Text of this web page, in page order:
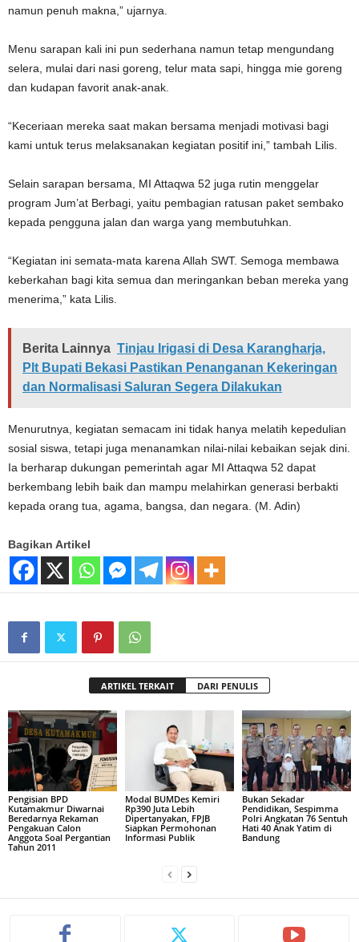
namun penuh makna,” ujarnya.
Menu sarapan kali ini pun sederhana namun tetap mengundang
selera, mulai dari nasi goreng, telur mata sapi, hingga mie goreng
dan kudapan favorit anak-anak.
“Keceriaan mereka saat makan bersama menjadi motivasi bagi
kami untuk terus melaksanakan kegiatan positif ini,” tambah Lilis.
Selain sarapan bersama, MI Attaqwa 52 juga rutin menggelar
program Jum’at Berbagi, yaitu pembagian ratusan paket sembako
kepada pengguna jalan dan warga yang membutuhkan.
“Kegiatan ini semata-mata karena Allah SWT. Semoga membawa
keberkahan bagi kita semua dan meringankan beban mereka yang
menerima,” kata Lilis.
Berita Lainnya Tinjau Irigasi di Desa Karangharja,
Plt Bupati Bekasi Pastikan Penanganan Kekeringan
dan Normalisasi Saluran Segera Dilakukan
Menurutnya, kegiatan semacam ini tidak hanya melatih kepedulian
sosial siswa, tetapi juga menanamkan nilai-nilai kebaikan sejak dini.
Ia berharap dukungan pemerintah agar MI Attaqwa 52 dapat
berkembang lebih baik dan mampu melahirkan generasi berbakti
kepada orang tua, agama, bangsa, dan negara. (M. Adin)
Bagikan Artikel
ARTIKEL TERKAIT DARI PENULIS
Pengisian BPD
Kutamakmur Diwarnai
Beredarnya Rekaman
Pengakuan Calon
Anggota Soal Pergantian
Tahun 2011
Modal BUMDes Kemiri
Rp390 Juta Lebih
Dipertanyakan, FPJB
Siapkan Permohonan
Informasi Publik
Bukan Sekadar
Pendidikan, Sespimma
Polri Angkatan 76 Sentuh
Hati 40 Anak Yatim di
Bandung